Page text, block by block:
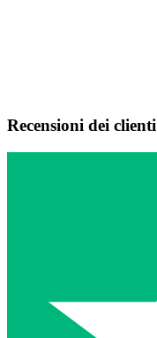
Recensioni dei clienti